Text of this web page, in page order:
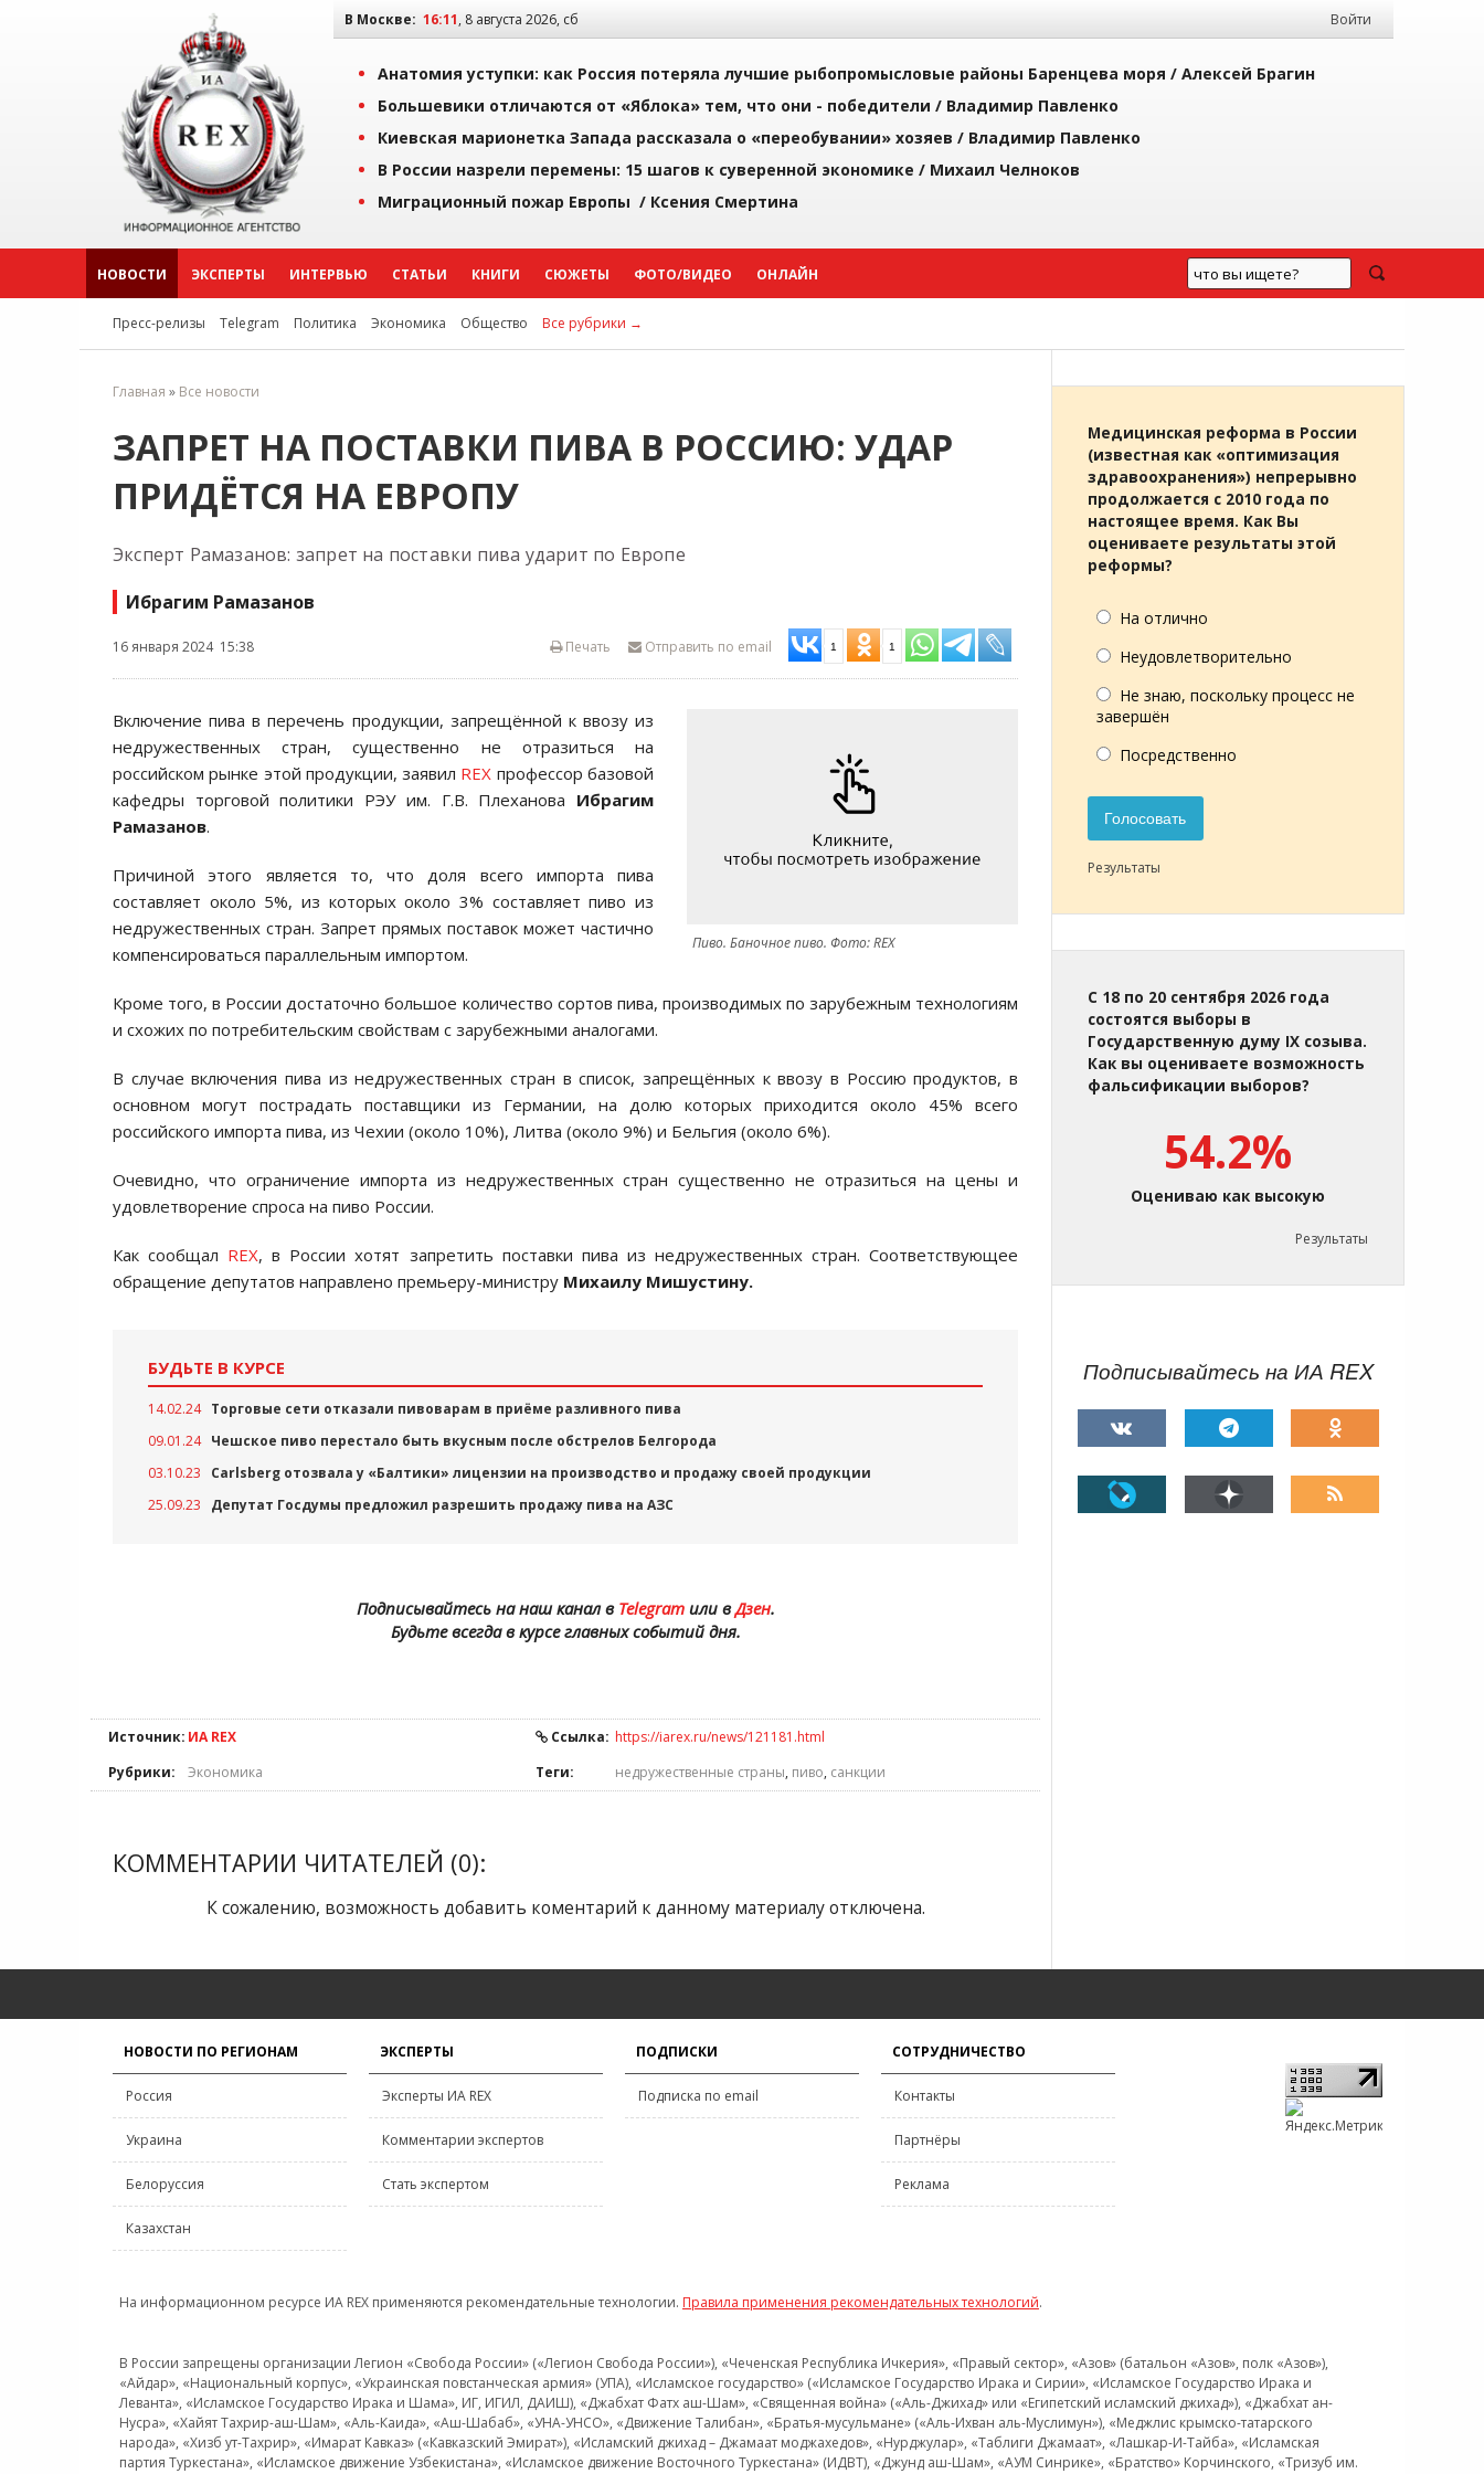
В Москве: 16:11, 8 августа 2026, сб Войти
Анатомия уступки: как Россия потеряла лучшие рыбопромысловые районы Баренцева моря / Алексей Брагин
Большевики отличаются от «Яблока» тем, что они - победители / Владимир Павленко
Киевская марионетка Запада рассказала о «переобувании» хозяев / Владимир Павленко
В России назрели перемены: 15 шагов к суверенной экономике / Михаил Челноков
Миграционный пожар Европы / Ксения Смертина
НОВОСТИ ЭКСПЕРТЫ ИНТЕРВЬЮ СТАТЬИ КНИГИ СЮЖЕТЫ ФОТО/ВИДЕО ОНЛАЙН
Пресс-релизы Telegram Политика Экономика Общество Все рубрики →
Главная » Все новости
ЗАПРЕТ НА ПОСТАВКИ ПИВА В РОССИЮ: УДАР
ПРИДЁТСЯ НА ЕВРОПУ
Эксперт Рамазанов: запрет на поставки пива ударит по Европе
Ибрагим Рамазанов
16 января 2024 15:38 Отправить по email 1 1
Печать
Пиво. Баночное пиво. Фото: REX
Включение пива в перечень продукции, запрещённой к ввозу из
недружественных стран, существенно не отразиться на
российском рынке этой продукции, заявил REX профессор базовой
кафедры торговой политики РЭУ им. Г.В. Плеханова Ибрагим
Рамазанов.
Причиной этого является то, что доля всего импорта пива
составляет около 5%, из которых около 3% составляет пиво из
недружественных стран. Запрет прямых поставок может частично
компенсироваться параллельным импортом.
Кроме того, в России достаточно большое количество сортов пива, производимых по зарубежным технологиям
и схожих по потребительским свойствам с зарубежными аналогами.
В случае включения пива из недружественных стран в список, запрещённых к ввозу в Россию продуктов, в
основном могут пострадать поставщики из Германии, на долю которых приходится около 45% всего
российского импорта пива, из Чехии (около 10%), Литва (около 9%) и Бельгия (около 6%).
Очевидно, что ограничение импорта из недружественных стран существенно не отразиться на цены и
удовлетворение спроса на пиво России.
Как сообщал REX, в России хотят запретить поставки пива из недружественных стран. Соответствующее
обращение депутатов направлено премьеру-министру Михаилу Мишустину.
БУДЬТЕ В КУРСЕ
14.02.24 Торговые сети отказали пивоварам в приёме разливного пива
09.01.24 Чешское пиво перестало быть вкусным после обстрелов Белгорода
03.10.23
Carlsberg отозвала у «Балтики» лицензии на производство и продажу своей продукции
25.09.23
Депутат Госдумы предложил разрешить продажу пива на АЗС
Подписывайтесь на наш канал в Telegramили вДзен.
Будьте всегда в курсе главных событий дня.
Источник: ИА REX Ссылка: https://iarex.ru/news/121181.html
Рубрики:
Экономика Теги: недружественные страны, пиво, санкции
КОММЕНТАРИИ ЧИТАТЕЛЕЙ (0):
К сожалению, возможность добавить коментарий к данному материалу отключена.
Медицинская реформа в России
(известная как «оптимизация
здравоохранения») непрерывно
продолжается с 2010 года по
настоящее время. Как Вы
оцениваете результаты этой
реформы?
На отлично
Неудовлетворительно
Не знаю, поскольку процесс не
завершён
Посредственно
Голосовать
Результаты
С 18 по 20 сентября 2026 года
состоятся выборы в
Государственную думу IX созыва.
Как вы оцениваете возможность
фальсификации выборов?
54.2%
Оцениваю как высокую
Результаты
Подписывайтесь на ИА REX
НОВОСТИ ПО РЕГИОНАМ
Россия
Украина
Белоруссия
Казахстан
ЭКСПЕРТЫ
Эксперты ИА REX
Комментарии экспертов
Стать экспертом
ПОДПИСКИ
Подписка по email
СОТРУДНИЧЕСТВО
Контакты
Партнёры
Реклама
На информационном ресурсе ИА REX применяются рекомендательные технологии. Правила применения рекомендательных технологий.
В России запрещены организации Легион «Свобода России» («Легион Свобода России»), «Чеченская Республика Ичкерия», «Правый сектор», «Азов» (батальон «Азов», полк «Азов»),
«Айдар», «Национальный корпус», «Украинская повстанческая армия» (УПА), «Исламское государство» («Исламское Государство Ирака и Сирии», «Исламское Государство Ирака и
Леванта», «Исламское Государство Ирака и Шама», ИГ, ИГИЛ, ДАИШ), «Джабхат Фатх аш-Шам», «Священная война» («Аль-Джихад» или «Египетский исламский джихад»), «Джабхат ан-
Нусра», «Хайят Тахрир-аш-Шам», «Аль-Каида», «Аш-Шабаб», «УНА-УНСО», «Движение Талибан», «Братья-мусульмане» («Аль-Ихван аль-Муслимун»), «Меджлис крымско-татарского
народа», «Хизб ут-Тахрир», «Имарат Кавказ» («Кавказский Эмират»), «Исламский джихад – Джамаат моджахедов», «Нурджулар», «Таблиги Джамаат», «Лашкар-И-Тайба», «Исламская
партия Туркестана», «Исламское движение Узбекистана», «Исламское движение Восточного Туркестана» (ИДВТ), «Джунд аш-Шам», «АУМ Синрике», «Братство» Корчинского, «Тризуб им.